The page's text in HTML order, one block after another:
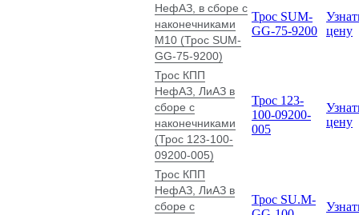
НефАЗ, в сборе с
наконечниками
М10 (Трос SUM-
GG-75-9200)
Трос SUM-
GG-75-9200
цену
Трос КПП
НефАЗ, ЛиАЗ в
сборе с
наконечниками
(Трос 123-100-
09200-005)
Трос 123-
100-09200-
005
цену
Трос КПП
НефАЗ, ЛиАЗ в
сборе с
Трос SU.М-